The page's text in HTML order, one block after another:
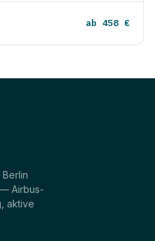
ab 458 €
— Airbus-
aktive